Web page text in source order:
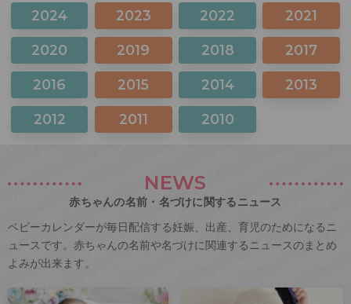
2024 2023 2022 2021
2020 2019 2018 2017
2016 2015 2014 2013
2012 2011 2010
NEWS
赤ちゃんの名前・名づけに関するニュース
ベビーカレンダーが毎日配信する妊娠、出産、育児のためになるニ
ュースです。赤ちゃんの名前や名づけに関連するニュースのまとめ
よみが出来ます。